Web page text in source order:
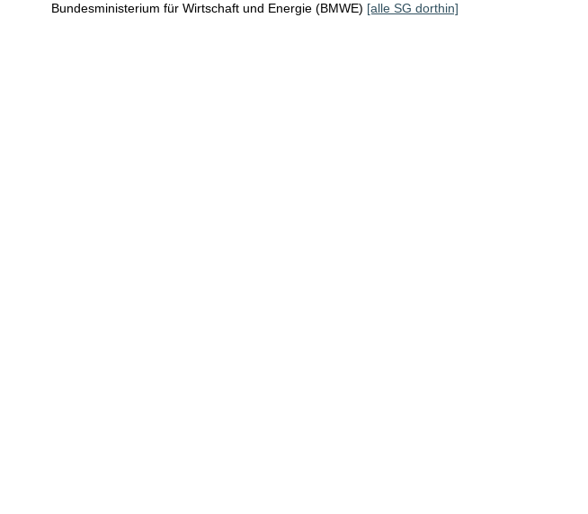
Bundesministerium für Wirtschaft und Energie (BMWE) [alle SG dorthin]